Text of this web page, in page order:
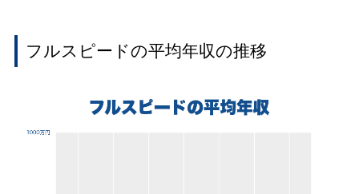
フルスピードの平均年収の推移